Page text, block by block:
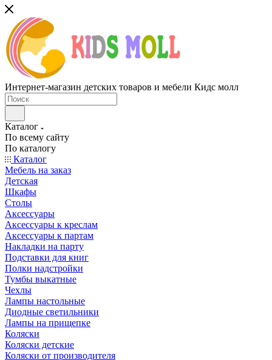
Интернет-магазин детских товаров и мебели Кидс молл
Каталог
По всему сайту
По каталогу
Каталог
Мебель на заказ
Детская
Шкафы
Столы
Аксессуары
Аксессуары к креслам
Аксессуары к партам
Накладки на парту
Подставки для книг
Полки надстройки
Тумбы выкатные
Чехлы
Лампы настольные
Диодные светильники
Лампы на прищепке
Коляски
Коляски детские
Коляски от производителя